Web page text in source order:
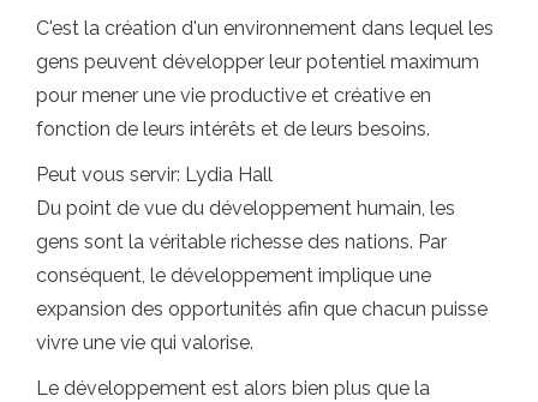
C'est la création d'un environnement dans lequel les
gens peuvent développer leur potentiel maximum
pour mener une vie productive et créative en
fonction de leurs intérêts et de leurs besoins.
Peut vous servir: Lydia Hall
Du point de vue du développement humain, les
gens sont la véritable richesse des nations. Par
conséquent, le développement implique une
expansion des opportunités afin que chacun puisse
vivre une vie qui valorise.
Le développement est alors bien plus que la